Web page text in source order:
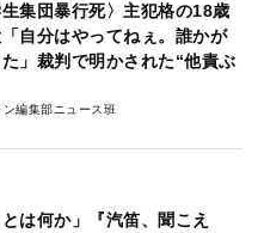
生集団暴行死〉主犯格の18歳
自分はやってねぇ。誰かが
た」裁判で明かされた“他責ぶ
編集部ニュース班
とは何か」『汽笛、聞こえ